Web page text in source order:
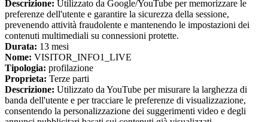
Descrizione: Utilizzato da Google/YouTube per memorizzare le
preferenze dell'utente e garantire la sicurezza della sessione,
prevenendo attività fraudolente e mantenendo le impostazioni dei
contenuti multimediali su connessioni protette.
Durata: 13 mesi
Nome: VISITOR_INFO1_LIVE
Tipologia: profilazione
Proprieta: Terze parti
Descrizione: Utilizzato da YouTube per misurare la larghezza di
banda dell'utente e per tracciare le preferenze di visualizzazione,
consentendo la personalizzazione dei suggerimenti video e degli